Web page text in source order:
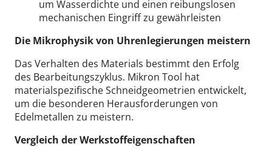
um Wasserdichte und einen reibungslosen
mechanischen Eingriff zu gewährleisten
Die Mikrophysik von Uhrenlegierungen meistern
Das Verhalten des Materials bestimmt den Erfolg
des Bearbeitungszyklus. Mikron Tool hat
materialspezifische Schneidgeometrien entwickelt,
um die besonderen Herausforderungen von
Edelmetallen zu meistern.
Vergleich der Werkstoffeigenschaften